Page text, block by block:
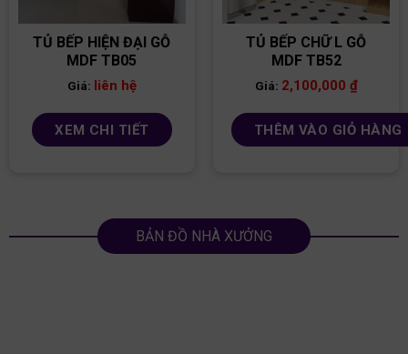
TỦ BẾP HIỆN ĐẠI GỖ
MDF TB05
Giá: liên hệ
XEM CHI TIẾT
TỦ BẾP CHỮ L GỖ
MDF TB52
Giá: 2,100,000 ₫
THÊM VÀO GIỎ HÀNG
BẢN ĐỒ NHÀ XƯỞNG